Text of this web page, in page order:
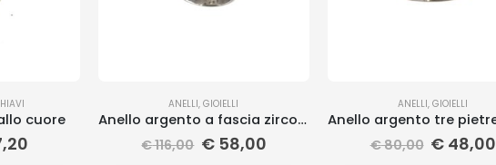
cuore
ANELLI,GIOIELLI
Anello argento a fascia zirconi
€116,00 €58,00
ANELLI,GIOIELLI
€80,00 €48,00